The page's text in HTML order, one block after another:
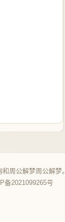
和 周公解梦周公解梦。
备2021099265号